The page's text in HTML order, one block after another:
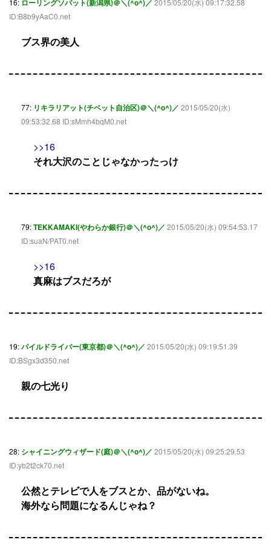
16: ローリングソバット(新潟県)＠＼(^o^)／ 2015/05/20(水) 09:17:32.58
ID:B8b9yAaC0.net
ブス界の美人
77: リキラリアット(チベット自治区)＠＼(^o^)／ 2015/05/20(水)
09:53:32.68 ID:sMmh4bqM0.net
>>16
それ大沢のことじゃなかったっけ
79:TEKKAMAKI(やわらか銀行)＠＼(^o^)／ 2015/05/20(水) 09:54:53.17
ID:suaN/PAT0.net
>>16
真麻はブスだろが
19:パイルドライバー(東京都)＠＼(^o^)／ 2015/05/20(水) 09:19:51.39
ID:BSgx3d350.net
親の七光り
28: シャイニングウィザード(庭)＠＼(^o^)／ 2015/05/20(水) 09:25:29.53
ID:yb2t2ck70.net
公然とテレビで人をブスとか、品がないね。
海外なら問題になるんじゃね？